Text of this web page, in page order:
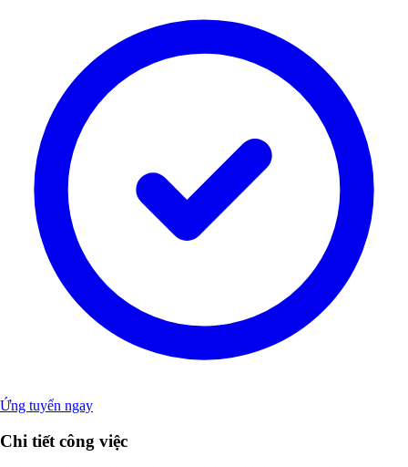
Ứng tuyển ngay
Chi tiết công việc